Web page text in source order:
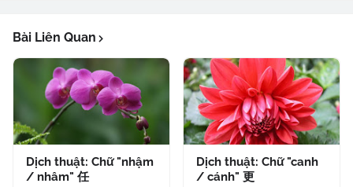
Bài Liên Quan
Dịch thuật: Chữ "nhậm
/ nhâm" 任
Dịch thuật: Chữ "canh
/ cánh" 更